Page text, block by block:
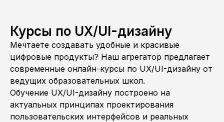
Курсы по UX/UI-дизайну
Мечтаете создавать удобные и красивые
цифровые продукты? Наш агрегатор предлагает
современные онлайн-курсы по UX/UI-дизайну от
ведущих образовательных школ.
Обучение UX/UI-дизайну построено на
актуальных принципах проектирования
пользовательских интерфейсов и реальных